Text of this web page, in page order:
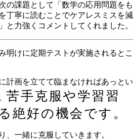
の課題として「数学の応用問題をも
丁寧に読むことでケアレスミスを減
と力強くコメントしてくれました。
明けに定期テストが実施されるとこ
計画を立てて臨まなければあっとい
苦手克服や学習習
絶好の機会です。
、一緒に克服していきます。